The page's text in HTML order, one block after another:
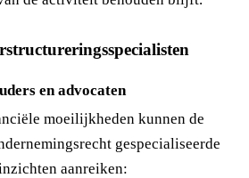
en advocaten
moeilijkheden kunnen de
gespecialiseerde
aanreiken: